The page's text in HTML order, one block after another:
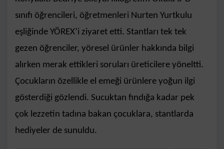
sınıfı öğrencileri, öğretmenleri Nurten Yurtkulu
eşliğinde YÖREX’i ziyaret etti. Stantları tek tek
gezen öğrenciler, yöresel ürünler hakkında bilgi
alırken merak ettikleri soruları üreticilere yöneltti.
Çocukların özellikle el emeği ürünlere yoğun ilgi
gösterdiği gözlendi. Sucuktan fındığa kadar pek
çok lezzetin tadına bakan çocuklara, stantlarda
hediyeler de sunuldu.